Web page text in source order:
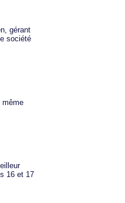
gérant
société
même
16 et 17